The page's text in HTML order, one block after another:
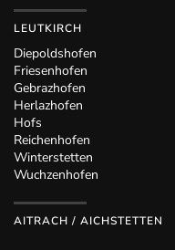
LEUTKIRCH
Diepoldshofen
Friesenhofen
Gebrazhofen
Herlazhofen
Hofs
Reichenhofen
Winterstetten
Wuchzenhofen
AITRACH / AICHSTETTEN